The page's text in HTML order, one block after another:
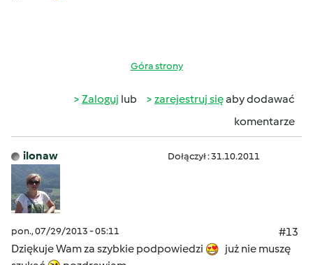
Góra strony
Zaloguj lub zarejestruj sięaby dodawać
komentarze
ilonaw Dołączył : 31.10.2011
pon., 07/29/2013 - 05:11
#13
Dziękuje Wam za szybkie podpowiedzi
już nie muszę